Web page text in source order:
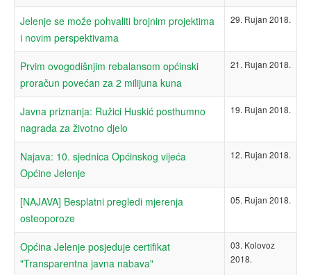
Jelenje se može pohvaliti brojnim projektima
i novim perspektivama
29. Rujan 2018.
Prvim ovogodišnjim rebalansom općinski
proračun povećan za 2 milijuna kuna
21. Rujan 2018.
Javna priznanja: Ružici Huskić posthumno
nagrada za životno djelo
19. Rujan 2018.
Najava: 10. sjednica Općinskog vijeća
Općine Jelenje
12. Rujan 2018.
[NAJAVA] Besplatni pregledi mjerenja
osteoporoze
05. Rujan 2018.
Općina Jelenje posjeduje certifikat
"Transparentna javna nabava"
03. Kolovoz
2018.